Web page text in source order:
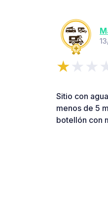
Sitio con
menos de 5
botellón con